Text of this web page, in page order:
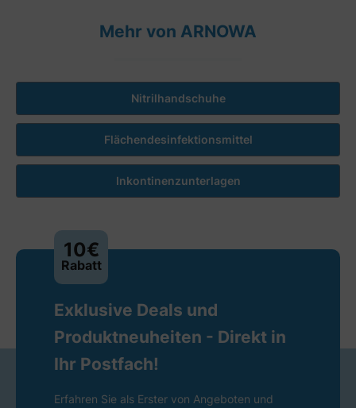
Mehr von ARNOWA
Nitrilhandschuhe
Flächendesinfektionsmittel
Inkontinenzunterlagen
10€
Rabatt
Exklusive Deals und
Produktneuheiten - Direkt in
Ihr Postfach!
Erfahren Sie als Erster von Angeboten und